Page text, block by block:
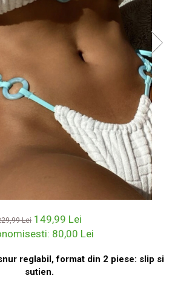
Lei 149,99 Lei
80,00 Lei
reglabil, format din 2 piese: slip si
sutien.